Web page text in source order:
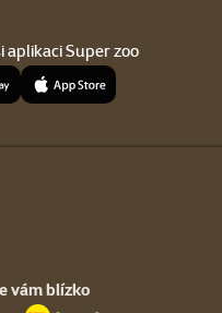
aplikaci Super zoo
vám blízko